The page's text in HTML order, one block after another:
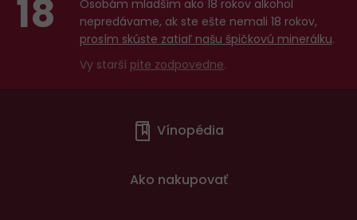
18
Osobám mladším ako 18 rokov alkohol
nepredávame, ak ste ešte nemali 18 rokov,
prosím skúste zatiaľ našu špičkovú minerálku.
Vy starší pite zodpovedne.
Vínopédia
Ako nakupovať